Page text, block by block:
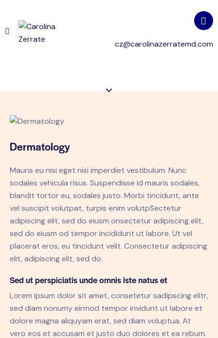
cz@carolinazerratemd.com
Dermatology
Mauris eu nisi eget nisi imperdiet vestibulum. Nunc
sodales vehicula risus. Suspendisse id mauris sodales,
blandit tortor eu, sodales justo. Morbi tincidunt, ante
vel suscipit volutpat, turpis enim volutpSectetur
adipiscing elit, sed do eiusm onsectetur adipiscing elit,
sed do eiusm od tempor incididunt ut labore. Ut vel
placerat eros, eu tincidunt velit. Consectetur adipiscing
elit, adipiscing elit, sed do.
Sed ut perspiciatis unde omnis iste natus et
Lorem ipsum dolor sit amet, consetetur sadipscing elitr,
sed diam nonumy eirmod tempor invidunt ut labore et
dolore magna aliquyam erat, sed diam voluptua. At
vero eos et accusam et justo duo dolores et ea rebum.